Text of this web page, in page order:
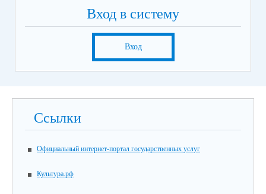
Вход в систему
Вход
Ссылки
Официальный интернет-портал государственных услуг
Культура.рф